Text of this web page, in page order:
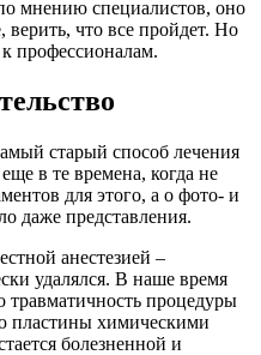
мнению специалистов, оно
верить, что все пройдет. Но
профессионалам.
старый способ лечения
в те времена, когда не
для этого, а о фото- и
даже представления.
анестезией –
удалялся. В наше время
процедуры
пластины химическими
болезненной и